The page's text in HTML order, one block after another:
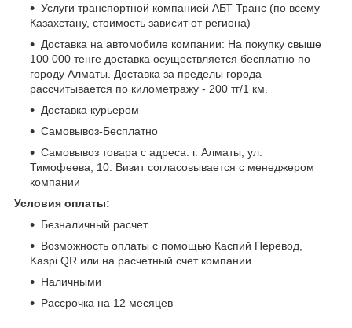
Услуги транспортной компанией АБТ Транс (по всему
Казахстану, стоимость зависит от региона)
Доставка на автомобиле компании: На покупку свыше
100 000 тенге доставка осуществляется бесплатно по
городу Алматы. Доставка за пределы города
рассчитывается по километражу - 200 тг/1 км.
Доставка курьером
Самовывоз-Бесплатно
Самовывоз товара с адреса: г. Алматы, ул.
Тимофеева, 10. Визит согласовывается с менеджером
компании
Условия оплаты:
Безналичный расчет
Возможность оплаты с помощью Каспий Перевод,
Kaspi QR или на расчетный счет компании
Наличными
Рассрочка на 12 месяцев